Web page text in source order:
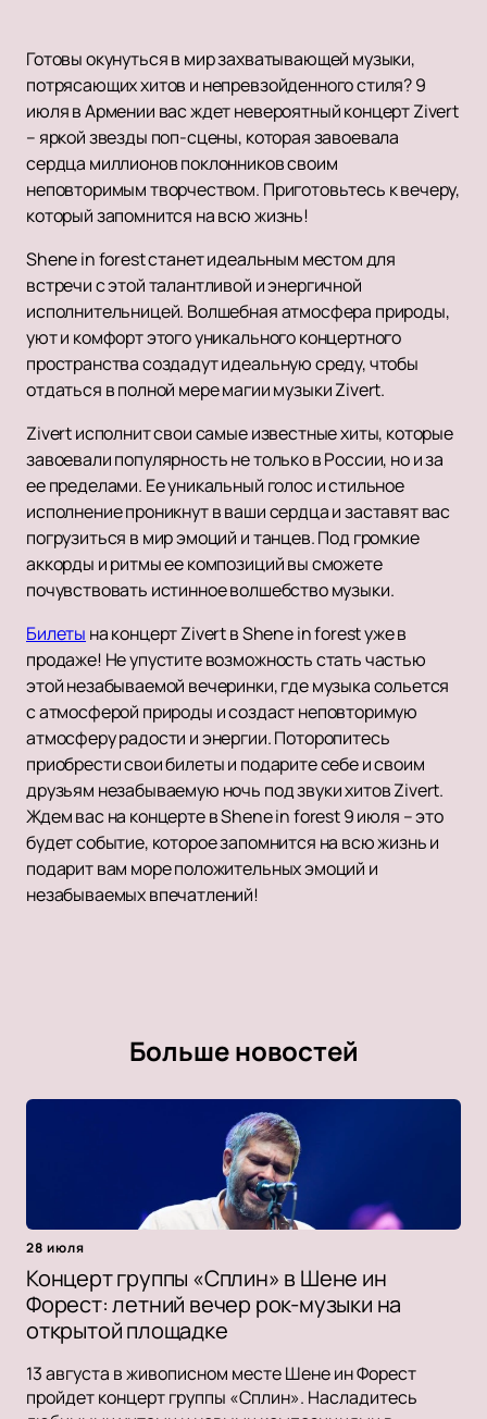
Готовы окунуться в мир захватывающей музыки,
потрясающих хитов и непревзойденного стиля? 9
июля в Армении вас ждет невероятный концерт Zivert
– яркой звезды поп-сцены, которая завоевала
сердца миллионов поклонников своим
неповторимым творчеством. Приготовьтесь к вечеру,
который запомнится на всю жизнь!
Shene in forest станет идеальным местом для
встречи с этой талантливой и энергичной
исполнительницей. Волшебная атмосфера природы,
уют и комфорт этого уникального концертного
пространства создадут идеальную среду, чтобы
отдаться в полной мере магии музыки Zivert.
Zivert исполнит свои самые известные хиты, которые
завоевали популярность не только в России, но и за
ее пределами. Ее уникальный голос и стильное
исполнение проникнут в ваши сердца и заставят вас
погрузиться в мир эмоций и танцев. Под громкие
аккорды и ритмы ее композиций вы сможете
почувствовать истинное волшебство музыки.
Билеты на концерт Zivert в Shene in forest уже в
продаже! Не упустите возможность стать частью
этой незабываемой вечеринки, где музыка сольется
с атмосферой природы и создаст неповторимую
атмосферу радости и энергии. Поторопитесь
приобрести свои билеты и подарите себе и своим
друзьям незабываемую ночь под звуки хитов Zivert.
Ждем вас на концерте в Shene in forest 9 июля – это
будет событие, которое запомнится на всю жизнь и
подарит вам море положительных эмоций и
незабываемых впечатлений!
Больше новостей
28 июля
Концерт группы «Сплин» в Шене ин
Форест: летний вечер рок-музыки на
открытой площадке
13 августа в живописном месте Шене ин Форест
пройдет концерт группы «Сплин». Насладитесь